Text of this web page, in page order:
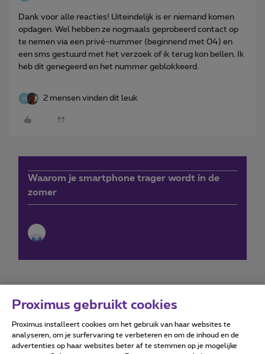
Dank voor alle reacties! Uiteindelijk is er niemand komen
opdagen. Wel hebben ze nogmaals geprobeerd contact op
te nemen via een privé-nummer (beginnend met 04) en
een sms gestuurd met het verzoek of ik terug kon bellen. Ik
heb dit genegeerd en het nummer geblokkeerd.
2 mensen vinden dit leuk
Waarom je smartphone trager wordt in de
zomer
Forumvoorwaarden Accessibility statement
Proximus gebruikt cookies
Proximus installeert cookies om het gebruik van haar websites te
analyseren, om je surfervaring te verbeteren en om de inhoud en de
advertenties op haar websites beter af te stemmen op je mogelijke